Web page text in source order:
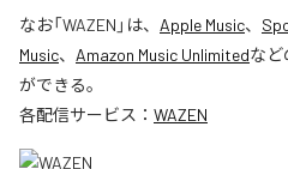
なお「WAZEN 」は、 Apple Music、
Music、 Amazon Music Unlimitedなど
ができる。
各配信サービス： WAZEN